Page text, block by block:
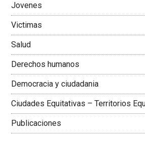
Jovenes
Victimas
Salud
Derechos humanos
Democracia y ciudadania
Ciudades Equitativas – Territorios
Publicaciones